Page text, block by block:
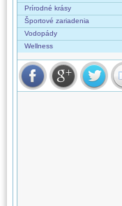
Prírodné krásy
Športové zariadenia
Vodopády
Wellness